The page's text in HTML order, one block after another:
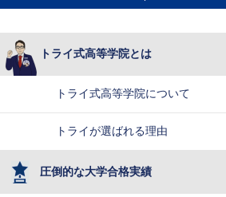
トライ式高等学院とは
トライ式高等学院について
トライが選ばれる理由
圧倒的な大学合格実績